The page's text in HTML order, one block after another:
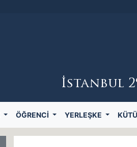
İstanbul
ÖĞRENCI YERLEŞKE